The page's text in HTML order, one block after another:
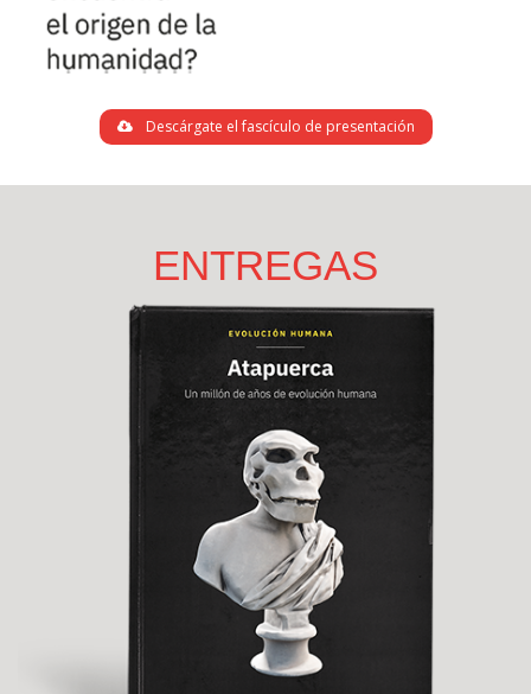
Descárgate el fascículo de presentación
ENTREGAS